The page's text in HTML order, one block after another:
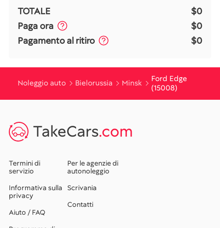
TOTALE
$0
Paga ora
$0
Pagamento al ritiro
$0
Noleggio auto Bielorussia Minsk
Ford Edge
(15008)
TakeCars.com
Termini di
servizio
Informativa sulla
privacy
Aiuto / FAQ
Per le agenzie di
autonoleggio
Scrivania
Contatti